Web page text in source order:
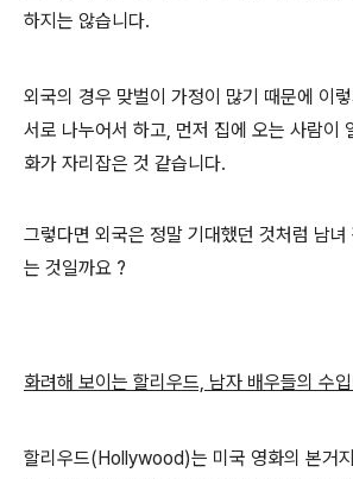
하지는 않습니다.
외국의 경우 맞벌이 가정이 많기 때문에 이
서로 나누어서 하고, 먼저 집에 오는 사람이
화가 자리잡은 것 같습니다.
그렇다면 외국은 정말 기대했던 것처럼 남
는 것일까요 ?
화려해 보이는 할리우드, 남자 배우들의 수
할리우드(Hollywood)는 미국 영화의 본거